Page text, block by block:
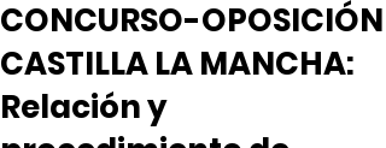
CONCURSO-OPOSICIÓN
CASTILLA LA MANCHA:
Relación y